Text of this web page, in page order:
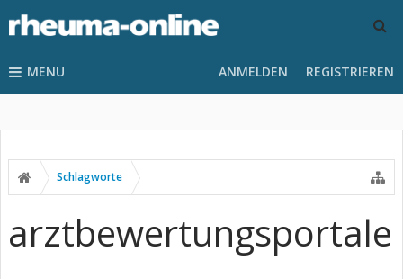
MENU ANMELDEN REGISTRIEREN
Schlagworte
arztbewertungsportale